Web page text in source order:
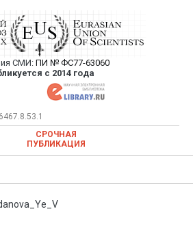
Союз Ученых —
научных статей в
научном журнале
СМИ: ПИ № ФС77-63060
с 2014 года
— публикация научных статей в
научном журнале
СРОЧНАЯ
ПУБЛИКАЦИЯ